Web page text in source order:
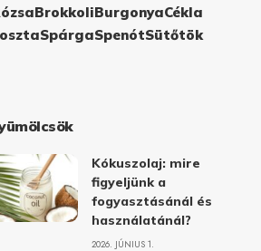
BrokkoliBurgonyaCékla
SpárgaSpenótSütőtök
Kókuszolaj: mire
figyeljünk a
fogyasztásánál és
használatánál?
2026. JÚNIUS 1.